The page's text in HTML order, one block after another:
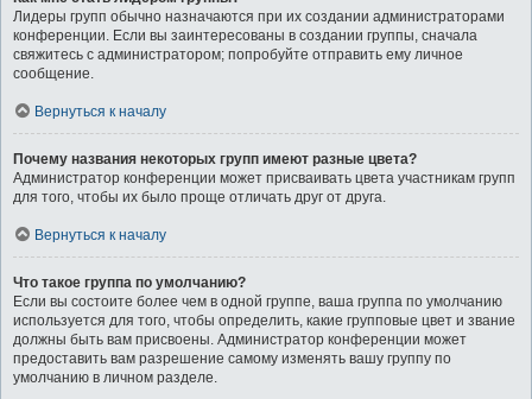
Лидеры групп обычно назначаются при их создании администраторами
конференции. Если вы заинтересованы в создании группы, сначала
свяжитесь с администратором; попробуйте отправить ему личное
сообщение.
Вернуться к началу
Почему названия некоторых групп имеют разные цвета?
Администратор конференции может присваивать цвета участникам групп
для того, чтобы их было проще отличать друг от друга.
Вернуться к началу
Что такое группа по умолчанию?
Если вы состоите более чем в одной группе, ваша группа по умолчанию
используется для того, чтобы определить, какие групповые цвет и звание
должны быть вам присвоены. Администратор конференции может
предоставить вам разрешение самому изменять вашу группу по
умолчанию в личном разделе.